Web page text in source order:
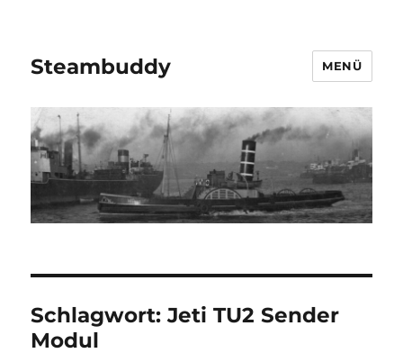
Steambuddy MENÜ
Schlagwort:Jeti TU2 Sender
Modul